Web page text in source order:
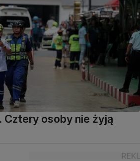
Cztery osoby nie żyją